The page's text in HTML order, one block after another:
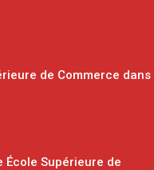
de Commerce dans
Supérieure de